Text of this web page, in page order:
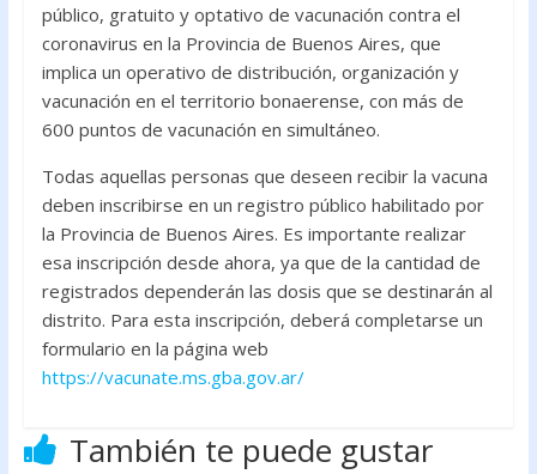
público, gratuito y optativo de vacunación contra el
coronavirus en la Provincia de Buenos Aires, que
implica un operativo de distribución, organización y
vacunación en el territorio bonaerense, con más de
600 puntos de vacunación en simultáneo.
Todas aquellas personas que deseen recibir la vacuna
deben inscribirse en un registro público habilitado por
la Provincia de Buenos Aires. Es importante realizar
esa inscripción desde ahora, ya que de la cantidad de
registrados dependerán las dosis que se destinarán al
distrito. Para esta inscripción, deberá completarse un
formulario en la página web
https://vacunate.ms.gba.gov.ar/
También te puede gustar